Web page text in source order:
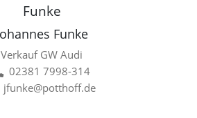
Funke
Verkauf GW Audi
02381 7998-314
jfunke@potthoff.de